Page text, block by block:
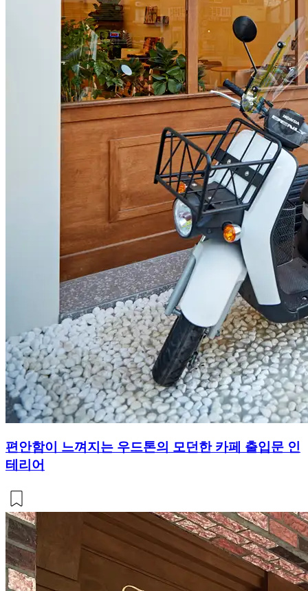
편안함이 느껴지는 우드톤의 모던한 카페 출입문 인
테리어